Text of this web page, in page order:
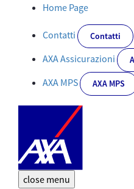
I nostri premi e awards | AXA
Home Page
Contatti Contatti
AXA Assicurazioni
AXA MPS AXA MPS
close menu